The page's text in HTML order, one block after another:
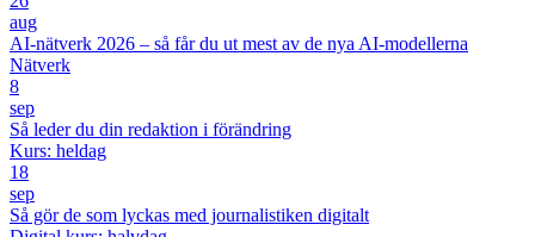
aug
AI-nätverk 2026 – så får du ut mest av de nya AI-modellerna
Nätverk
8
sep
Så leder du din redaktion i förändring
Kurs: heldag
18
sep
Så gör de som lyckas med journalistiken digitalt